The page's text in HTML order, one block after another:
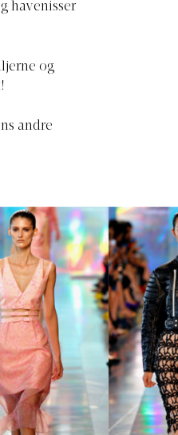
havenisser
og
andre